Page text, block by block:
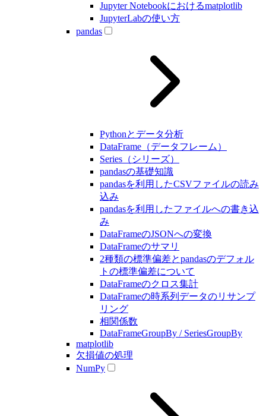
Jupyter Notebookにおけるmatplotlib
JupyterLabの使い方
pandas
Pythonとデータ分析
DataFrame（データフレーム）
Series（シリーズ）
pandasの基礎知識
pandasを利用したCSVファイルの読み
込み
pandasを利用したファイルへの書き込
み
DataFrameのJSONへの変換
DataFrameのサマリ
2種類の標準偏差とpandasのデフォル
トの標準偏差について
DataFrameのクロス集計
DataFrameの時系列データのリサンプ
リング
相関係数
DataFrameGroupBy / SeriesGroupBy
matplotlib
欠損値の処理
NumPy